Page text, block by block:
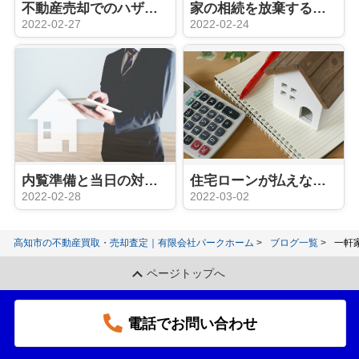
不動産売却でのハザードマップの影響はあるのか？直接的な影響はない
2022-02-27
家の相続を放棄するための費用はどのくらい必要？注意点はある？
2022-02-24
内覧準備と当日の対応が最重要！？家に住みながら売却活動するなら
2022-02-28
住宅ローンが払えなくても家を売る方法は？支払い滞納に注意！
2022-03-02
高知市の不動産買取・売却査定｜有限会社パークホーム ブログ一覧 一軒
ページトップへ
電話でお問い合わせ